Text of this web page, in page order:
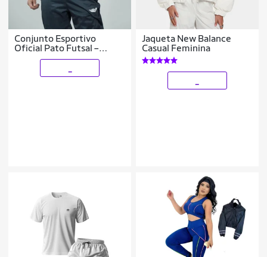
Conjunto Esportivo
Oficial Pato Futsal –
Passeio
Jaqueta New Balance
Casual Feminina